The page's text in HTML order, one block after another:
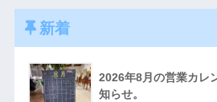
新着
2026年8月の営業カレ
知らせ。